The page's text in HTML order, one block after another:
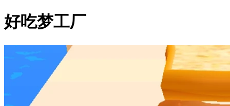
好吃梦工厂